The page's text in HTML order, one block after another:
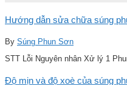
Hướng dẫn sửa chữa súng
By Súng Phun Sơn
STT Lỗi Nguyên nhân Xử lý 1
Độ mịn và độ xoè của súng